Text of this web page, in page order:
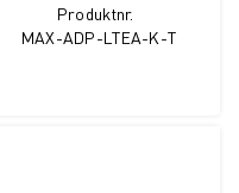
Produktnr.
MAX-ADP-LTEA-K-T